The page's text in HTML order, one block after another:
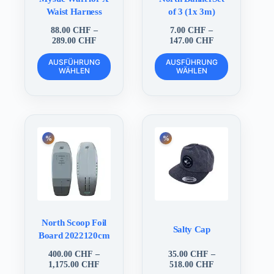
Waist Harness
88.00 CHF –
289.00 CHFPreisspanne:
bis
289.00 CHF
AUSFÜHRUNG
WÄHLEN
Dieses
Produkt
weist
Optionen
können
Produktseite
gewählt
of 3 (1x 3m)
7.00CHF –
147.00 CHFPreisspanne:
bis
147.00 CHF
AUSFÜHRUNG
WÄHLEN
Dieses
Produkt
weist
Optionen
können
Produktseite
North Scoop Foil
Board 2022120cm
400.00CHF –
1,175.00CHF
Salty Cap
35.00 CHF –
518.00 CHFPreisspanne: